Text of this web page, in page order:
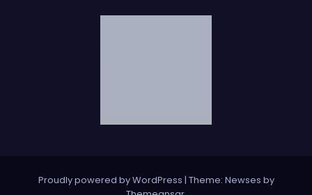
Proudly powered by WordPress | Theme: Newses by